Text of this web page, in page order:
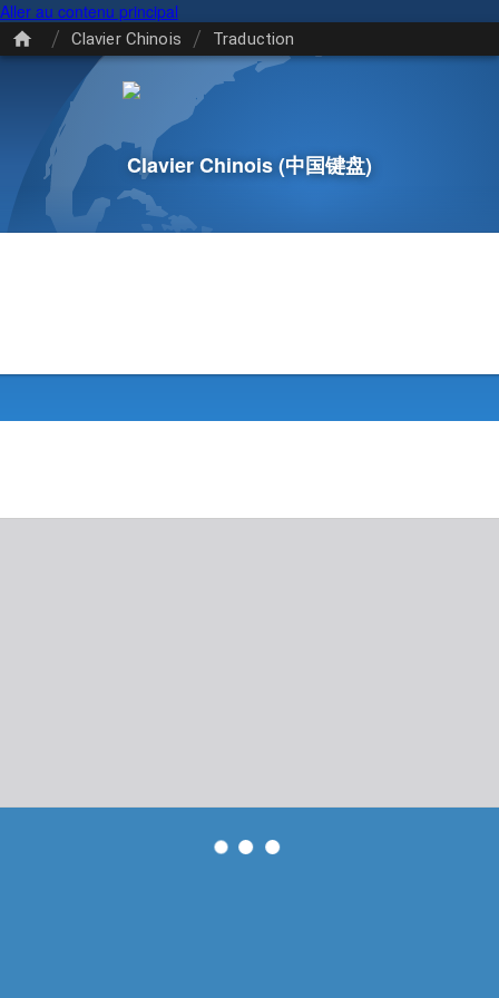
Aller au contenu principal
/ Clavier Chinois / Traduction
Clavier Chinois(中国键盘)